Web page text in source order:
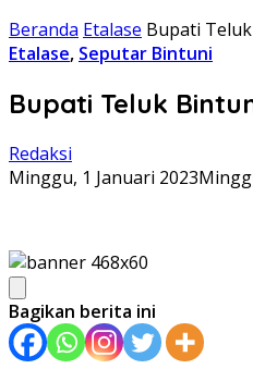
Beranda Etalase Bupati
Etalase, Seputar Bintuni
Bupati Teluk
Redaksi
Minggu, 1 Januari 2023
Bagikan berita ini